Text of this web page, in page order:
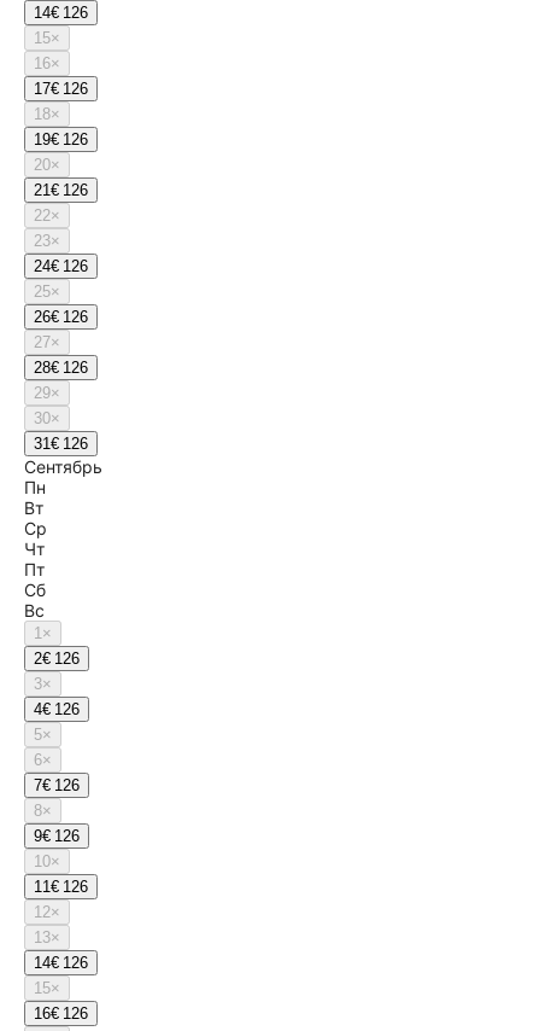
14€ 126
15×
16×
17€ 126
18×
19€ 126
20×
21€ 126
22×
23×
24€ 126
25×
26€ 126
27×
28€ 126
29×
30×
31€ 126
Сентябрь
Пн
Вт
Ср
Чт
Пт
Сб
Вс
1×
2€ 126
3×
4€ 126
5×
6×
7€ 126
8×
9€ 126
10×
11€ 126
12×
13×
14€ 126
15×
16€ 126